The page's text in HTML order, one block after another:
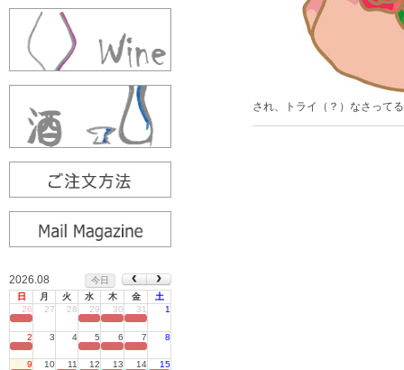
2026.08
今日
日
月 火 水 木 金
土
26
27 28 29 30 31 1
2 3 4 5 6 7 8
9 10 11 12 13 14 15
され、トライ（？）なさって